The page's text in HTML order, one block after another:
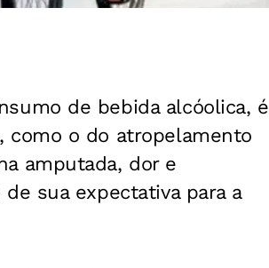
de bebida alcóolica, é
como o do atropelamento
amputada, dor e
sua expectativa para a